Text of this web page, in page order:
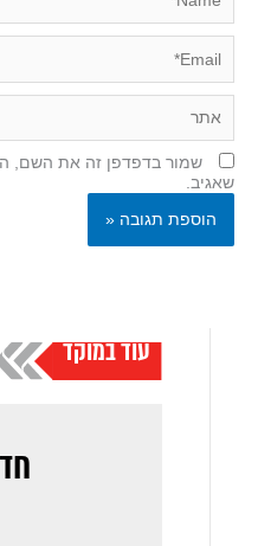
שמור בדפדפן זה את השם,
שאגיב.
עוד במוקד